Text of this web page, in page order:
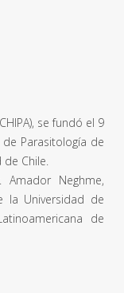
se fundó el 9
Parasitología de
Chile.
Neghme,
la Universidad de
de